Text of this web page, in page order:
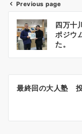
投
稿
ナ
ビ
シ
ン
Previous page
四万十
ポジウ
た。
最終回の大人塾